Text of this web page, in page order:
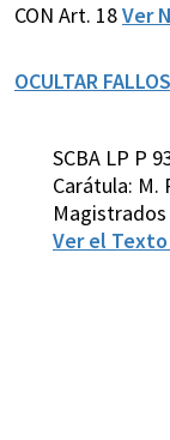
CON Art. 18Ver
OCULTAR
SCBA LP P
Carátula: M.
Ver el